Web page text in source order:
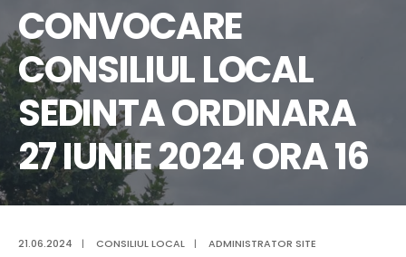
CONVOCARE
CONSILIUL LOCAL
SEDINTA ORDINARA
27 IUNIE 2024 ORA 16
21.06.2024 | CONSILIUL LOCAL | ADMINISTRATOR SITE